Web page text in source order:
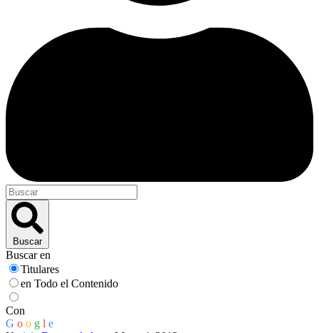
Buscar
Buscar en
Titulares
en Todo el Contenido
Con
G o o g l e